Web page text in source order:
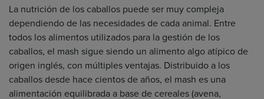
La nutrición de los caballos puede ser muy compleja
dependiendo de las necesidades de cada animal. Entre
todos los alimentos utilizados para la gestión de los
caballos, el mash sigue siendo un alimento algo atípico de
origen inglés, con múltiples ventajas. Distribuido a los
caballos desde hace cientos de años, el mash es una
alimentación equilibrada a base de cereales (avena,